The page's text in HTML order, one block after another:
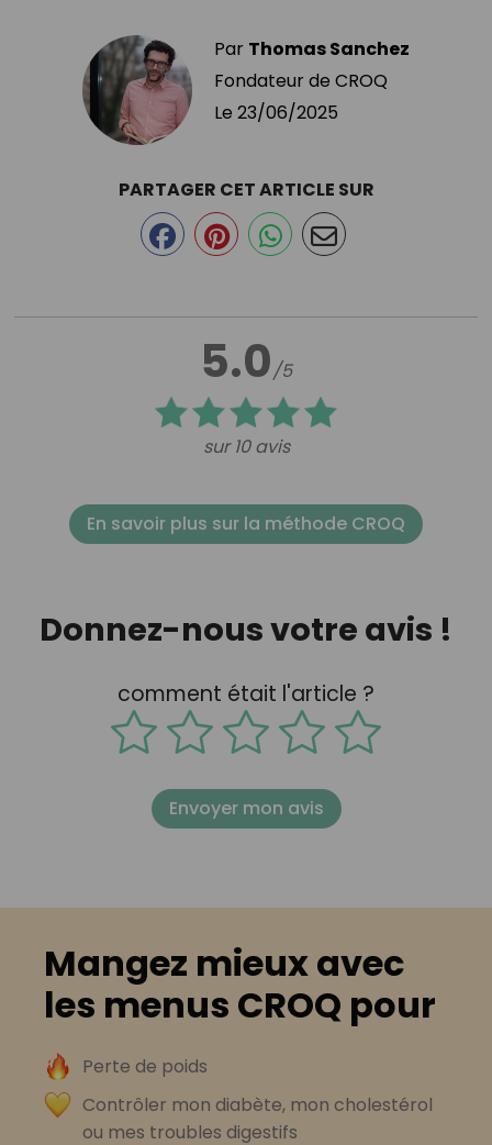
Par Thomas Sanchez
Fondateur de CROQ
Le 23/06/2025
5.0/5
sur 10 avis
PARTAGER CET ARTICLE SUR
En savoir plus sur la méthode CROQ
Donnez-nous votre avis !
comment était l'article ?
Envoyer mon avis
Mangez mieux avec
les menus CROQ pour
Perte de poids
Contrôler mon diabète, mon cholestérol
ou mes troubles digestifs